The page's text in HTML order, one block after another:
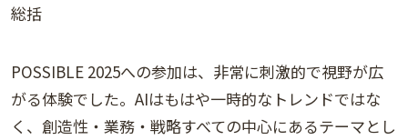
総括
POSSIBLE 2025への参加は、非常に刺激的で視野が広
がる体験でした。AIはもはや一時的なトレンドではな
く、創造性・業務・戦略すべての中心にあるテーマとし